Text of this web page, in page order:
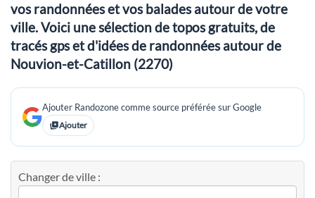
vos randonnées et vos balades autour de votre
ville. Voici une sélection de topos gratuits, de
tracés gps et d'idées de randonnées autour de
Nouvion-et-Catillon (2270)
Ajouter Randozone comme source préférée sur Google
Ajouter
Changer de ville :